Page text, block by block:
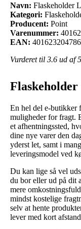
Navn: Flaskeholder
Kategori:
Producent: Point
Varenummer:
EAN:
Vurderet til 3.6 ud af
En hel del e-butikker
muligheder for fragt.
et afhentningssted,
dine nye varer den
yderst let, samt i
leveringsmodel ved
Du kan lige så vel
du bor eller ud på dit
mere
mindst kostelige
selv at hente
lever med kort